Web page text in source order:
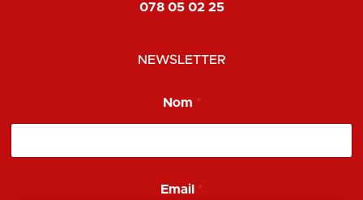
078 05 02 25
NEWSLETTER
Nom *
o
Email *